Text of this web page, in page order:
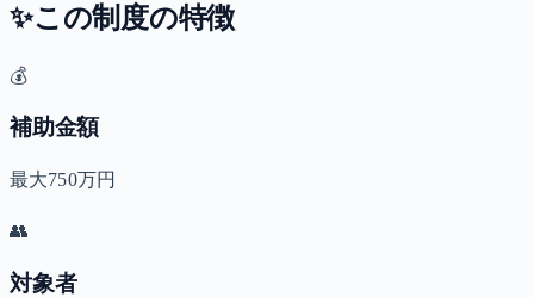
✨この制度の特徴
💰
補助金額
最大750万円
👥
対象者